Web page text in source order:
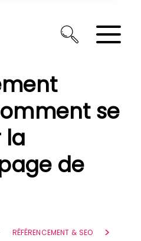
se
la
de
RÉFÉRENCEMENT & SEO